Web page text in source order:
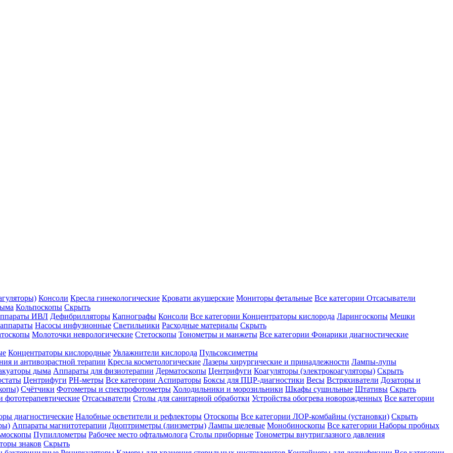
Консоли Кресла гинекологические Кровати акушерские Мониторы фетальные Все категории Отсасыватели
Кольпоскопы Скрыть
ИВЛ Дефибрилляторы Капнографы Консоли Все категории Концентраторы кислорода Ларингоскопы Мешки
Насосы инфузионные Светильники Расходные материалы Скрыть
Молоточки неврологические Стетоскопы Тонометры и манжеты Все категории Фонарики диагностические
Концентраторы кислородные Увлажнители кислорода Пульсоксиметры
и антивозрастной терапии Кресла косметологические Лазеры хирургические и принадлежности Лампы-лупы
дыма Аппараты для физиотерапии Дерматоскопы Центрифуги Коагуляторы (электрокоагуляторы) Скрыть
Центрифуги PH-метры Все категории Аспираторы Боксы для ПЦР-диагностики Весы Встряхиватели Дозаторы и
Счётчики Фотометры и спектрофотометры Холодильники и морозильники Шкафы сушильные Штативы Скрыть
фототерапевтические Отсасыватели Столы для санитарной обработки Устройства обогрева новорожденных Все категории
диагностические Налобные осветители и рефлекторы Отоскопы Все категории ЛОР-комбайны (установки) Скрыть
Аппараты магнитотерапии Диоптриметры (линзметры) Лампы щелевые Монобиноскопы Все категории Наборы пробных
Пупиллометры Рабочее место офтальмолога Столы приборные Тонометры внутриглазного давления
знаков Скрыть